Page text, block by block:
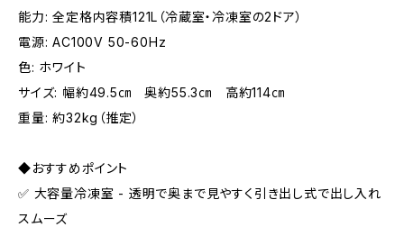
能力: 全定格内容積121L（冷蔵室・冷凍室の2ドア）
電源: AC100V 50-60Hz
色: ホワイト
サイズ: 幅約49.5㎝ 奥約55.3㎝ 高約114㎝
重量: 約32kg（推定）
◆おすすめポイント
✅ 大容量冷凍室 - 透明で奥まで見やすく引き出し式で出し入れ
スムーズ